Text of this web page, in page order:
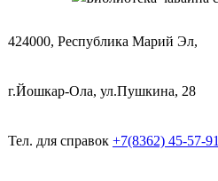
424000, Республика Марий Эл,
г.Йошкар-Ола, ул.Пушкина, 28
Тел. для справок +7(8362) 45-57-91